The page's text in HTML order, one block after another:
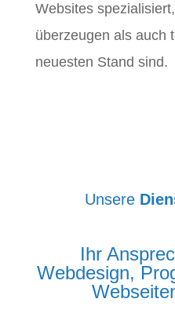
Websites
überzeugen als auch
neuesten Stand sind.
Unsere
Ihr
Webdesign,